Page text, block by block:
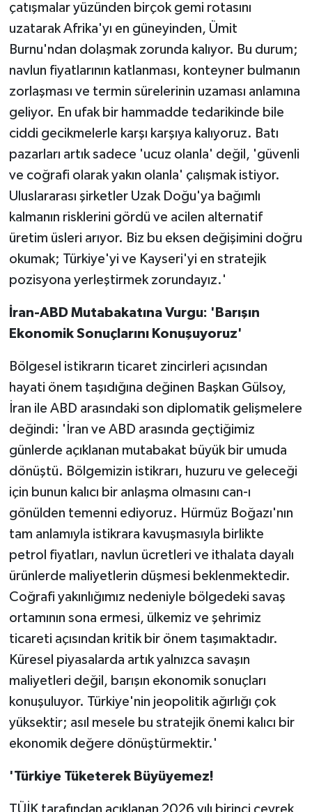
çatışmalar yüzünden birçok gemi rotasını
uzatarak Afrika'yı en güneyinden, Ümit
Burnu'ndan dolaşmak zorunda kalıyor. Bu durum;
navlun fiyatlarının katlanması, konteyner bulmanın
zorlaşması ve termin sürelerinin uzaması anlamına
geliyor. En ufak bir hammadde tedarikinde bile
ciddi gecikmelerle karşı karşıya kalıyoruz. Batı
pazarları artık sadece 'ucuz olanla' değil, 'güvenli
ve coğrafi olarak yakın olanla' çalışmak istiyor.
Uluslararası şirketler Uzak Doğu'ya bağımlı
kalmanın risklerini gördü ve acilen alternatif
üretim üsleri arıyor. Biz bu eksen değişimini doğru
okumak; Türkiye'yi ve Kayseri'yi en stratejik
pozisyona yerleştirmek zorundayız.'
İran-ABD Mutabakatına Vurgu: 'Barışın
Ekonomik Sonuçlarını Konuşuyoruz'
Bölgesel istikrarın ticaret zincirleri açısından
hayati önem taşıdığına değinen Başkan Gülsoy,
İran ile ABD arasındaki son diplomatik gelişmelere
değindi: 'İran ve ABD arasında geçtiğimiz
günlerde açıklanan mutabakat büyük bir umuda
dönüştü. Bölgemizin istikrarı, huzuru ve geleceği
için bunun kalıcı bir anlaşma olmasını can-ı
gönülden temenni ediyoruz. Hürmüz Boğazı'nın
tam anlamıyla istikrara kavuşmasıyla birlikte
petrol fiyatları, navlun ücretleri ve ithalata dayalı
ürünlerde maliyetlerin düşmesi beklenmektedir.
Coğrafi yakınlığımız nedeniyle bölgedeki savaş
ortamının sona ermesi, ülkemiz ve şehrimiz
ticareti açısından kritik bir önem taşımaktadır.
Küresel piyasalarda artık yalnızca savaşın
maliyetleri değil, barışın ekonomik sonuçları
konuşuluyor. Türkiye'nin jeopolitik ağırlığı çok
yüksektir; asıl mesele bu stratejik önemi kalıcı bir
ekonomik değere dönüştürmektir.'
'Türkiye Tüketerek Büyüyemez!